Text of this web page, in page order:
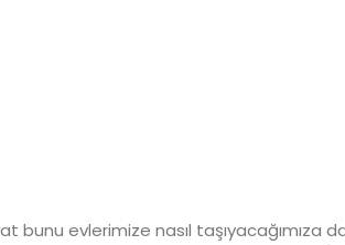
evlerimize nasıl taşıyacağımıza